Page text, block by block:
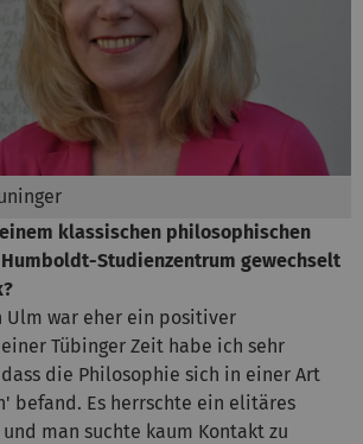
klassischen philosophischen
Studienzentrum gewechselt
Ulm war eher ein positiver
Tübinger Zeit habe ich sehr
die Philosophie sich in einer Art
befand. Es herrschte ein elitäres
man suchte kaum Kontakt zu